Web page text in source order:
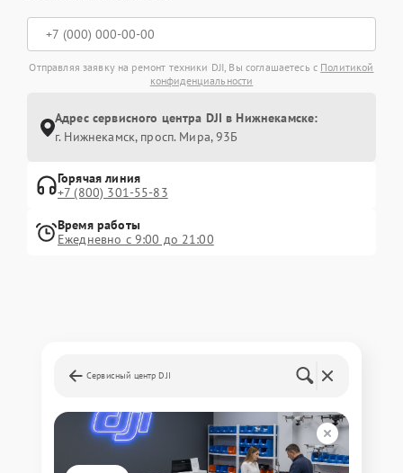
Отправляя заявку на ремонт техники DJI, Вы соглашаетесь с Политикой
конфиденциальности
Адрес сервисного центра DJI в Нижнекамске:
г. Нижнекамск, просп. Мира, 93Б
Горячая линия
+7 (800) 301-55-83
Время работы
Ежедневно с 9:00 до 21:00
Сервисный центр DJI